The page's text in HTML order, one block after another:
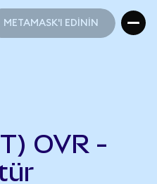
METAMASK'I EDİNİN
OVR -